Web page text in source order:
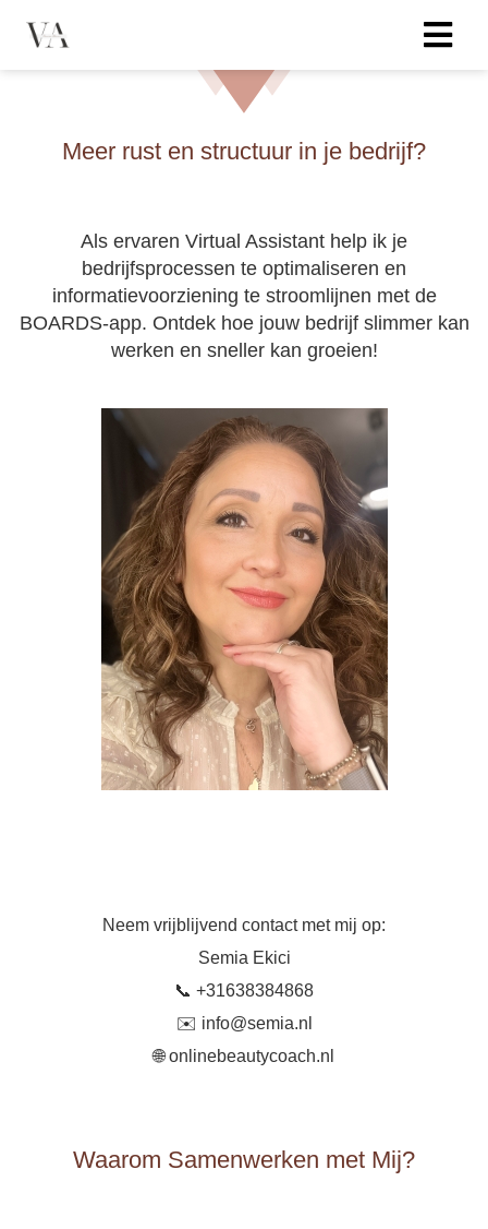
Meer rust en structuur in je bedrijf?
Als ervaren Virtual Assistant help ik je
bedrijfsprocessen te optimaliseren en
informatievoorziening te stroomlijnen met de
BOARDS-app. Ontdek hoe jouw bedrijf slimmer kan
werken en sneller kan groeien!
Neem vrijblijvend contact met mij op:
Semia Ekici
📞 +31638384868
✉️ info@semia.nl
🌐 onlinebeautycoach.nl
Waarom Samenwerken met Mij?